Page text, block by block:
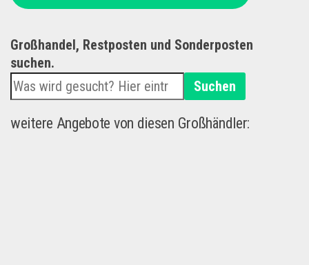
Großhandel, Restposten und Sonderposten
suchen.
Suchen
weitere Angebote von diesen Großhändler: